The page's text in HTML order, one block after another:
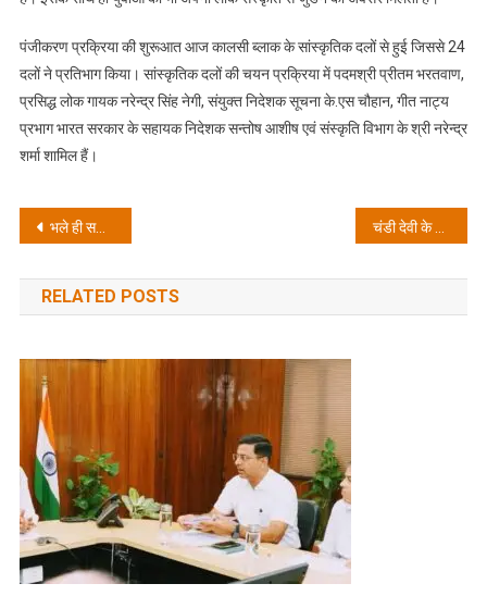
माध्यम
से
किया
जा
बंशीधर
पंजीकरण प्रक्रिया की शुरूआत आज कालसी ब्लाक के सांस्कृतिक दलों से हुई जिससे 24
दलों ने प्रतिभाग किया। सांस्कृतिक दलों की चयन प्रक्रिया में पदमश्री प्रीतम भरतवाण,
प्रसिद्ध लोक गायक नरेन्द्र सिंह नेगी, संयुक्त निदेशक सूचना के.एस चौहान, गीत नाट्य
प्रभाग भारत सरकार के सहायक निदेशक सन्तोष आशीष एवं संस्कृति विभाग के श्री नरेन्द्र
शर्मा शामिल हैं।
Post
navigation
भले ही सकारात्मक पलायन हो रहा हो, फिर भी व्यक्ति को अपनी मिट्टी से जुड़े रहना चाहिए: बंशीधर तिवारी
RELATED POSTS